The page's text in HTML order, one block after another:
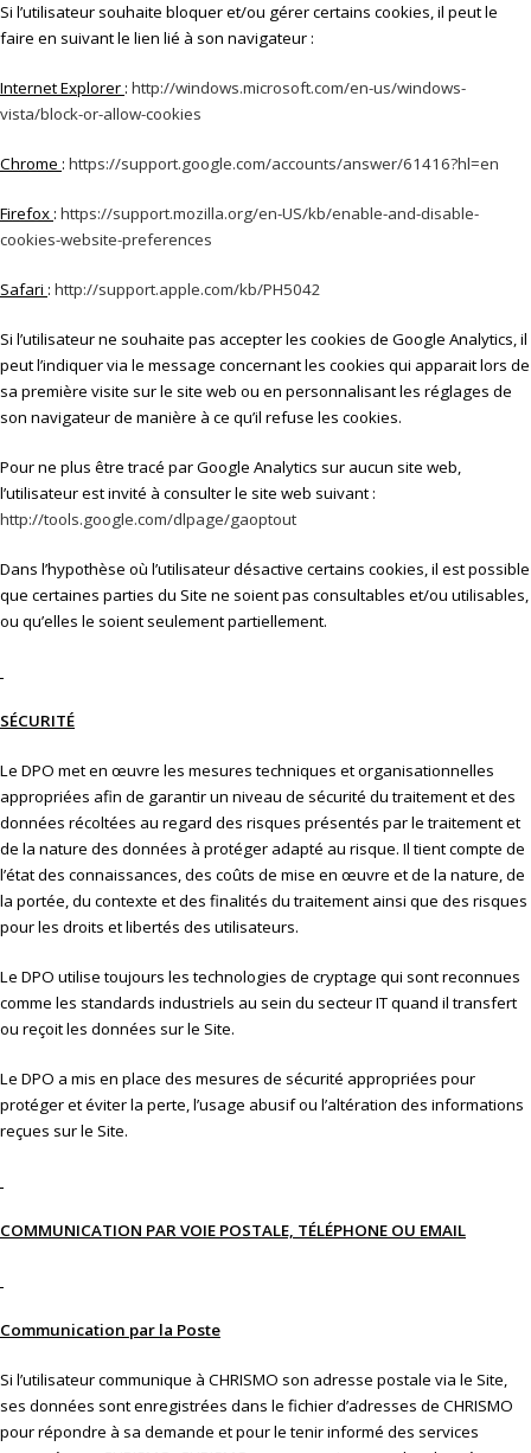
Si l’utilisateur souhaite bloquer et/ou gérer certains cookies, il peut le
faire en suivant le lien lié à son navigateur :
Internet Explorer : http://windows.microsoft.com/en-us/windows-
vista/block-or-allow-cookies
Chrome : https://support.google.com/accounts/answer/61416?hl=en
Firefox : https://support.mozilla.org/en-US/kb/enable-and-disable-
cookies-website-preferences
Safari : http://support.apple.com/kb/PH5042
Si l’utilisateur ne souhaite pas accepter les cookies de Google Analytics, il
peut l’indiquer via le message concernant les cookies qui apparait lors de
sa première visite sur le site web ou en personnalisant les réglages de
son navigateur de manière à ce qu’il refuse les cookies.
Pour ne plus être tracé par Google Analytics sur aucun site web,
l’utilisateur est invité à consulter le site web suivant :
http://tools.google.com/dlpage/gaoptout
Dans l’hypothèse où l’utilisateur désactive certains cookies, il est possible
que certaines parties du Site ne soient pas consultables et/ou utilisables,
ou qu’elles le soient seulement partiellement.
SÉCURITÉ
Le DPO met en œuvre les mesures techniques et organisationnelles
appropriées afin de garantir un niveau de sécurité du traitement et des
données récoltées au regard des risques présentés par le traitement et
de la nature des données à protéger adapté au risque. Il tient compte de
l’état des connaissances, des coûts de mise en œuvre et de la nature, de
la portée, du contexte et des finalités du traitement ainsi que des risques
pour les droits et libertés des utilisateurs.
Le DPO utilise toujours les technologies de cryptage qui sont reconnues
comme les standards industriels au sein du secteur IT quand il transfert
ou reçoit les données sur le Site.
Le DPO a mis en place des mesures de sécurité appropriées pour
protéger et éviter la perte, l’usage abusif ou l’altération des informations
reçues sur le Site.
COMMUNICATION PAR VOIE POSTALE, TÉLÉPHONE OU EMAIL
Communication par la Poste
Si l’utilisateur communique à CHRISMO son adresse postale via le Site,
ses données sont enregistrées dans le fichier d’adresses de CHRISMO
pour répondre à sa demande et pour le tenir informé des services